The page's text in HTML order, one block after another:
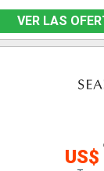
VER LAS